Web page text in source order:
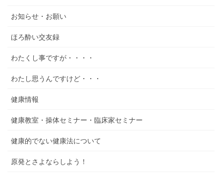
お知らせ・お願い
ほろ酔い交友録
わたくし事ですが・・・・
わたし思うんですけど・・・
健康情報
健康教室・操体セミナー・臨床家セミナー
健康的でない健康法について
原発とさよならしよう！